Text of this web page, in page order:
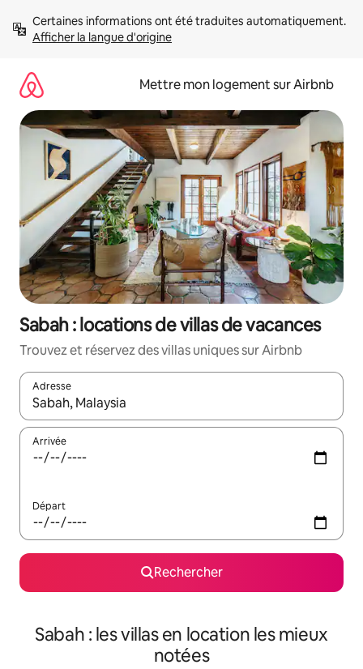
directement
Afficher la langue d'origine
Mettre mon logement sur Airbnb
Sabah : locations de villas de vacances
Trouvez et réservez des villas uniques sur Airbnb
Adresse
Lorsque les résultats s'affichent, utilisez les flèches vers le
Arrivée
Départ
Rechercher
Sabah : les villas en location les mieux
notées